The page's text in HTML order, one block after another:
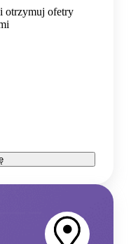
otrzymuj ofetry